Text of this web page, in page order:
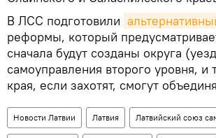
В ЛСС подготовили
реформы, который
сначала будут созданы округа
самоуправления второго уровня, и
края, если захотят, смогут
Новости Латвии Латвия Латвийский союз